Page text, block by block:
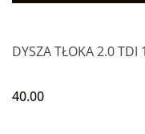
DYSZA TŁOKA 2.0 TDI
40.00